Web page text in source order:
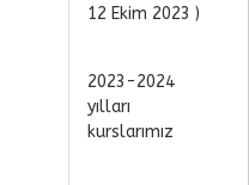
12 Ekim 2023 )
2023-2024
yılları
kurslarımız